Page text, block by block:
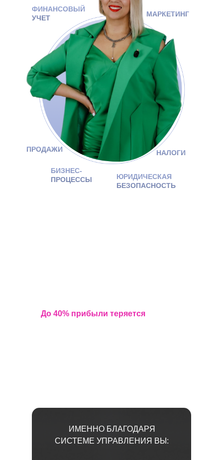
ЮРИДИЧЕСКАЯ
БЕЗОПАСНОСТЬ
ИМЕННО БЛАГОДАРЯ
СИСТЕМЕ УПРАВЛЕНИЯ ВЫ:
До 40% прибыли теряется
БИЗНЕС-
ПРОЦЕССЫ
ФИНАНСОВЫЙ
УЧЕТ
МАРКЕТИНГ
ПРОДАЖИ НАЛОГИ